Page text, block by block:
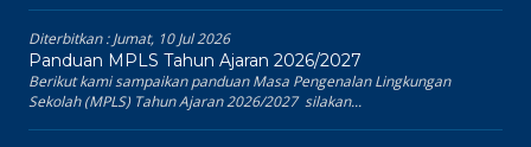
Diterbitkan :Jumat, 10 Jul 2026
Panduan MPLS Tahun Ajaran 2026/2027
Berikut kami sampaikan panduan Masa Pengenalan Lingkungan
Sekolah (MPLS) Tahun Ajaran 2026/2027 silakan...